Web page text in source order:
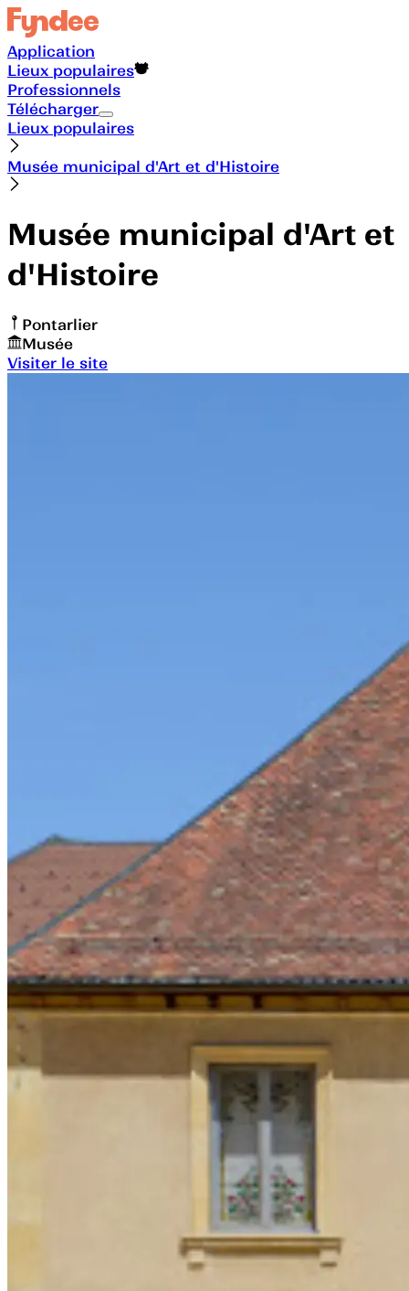
Application
Lieux populaires
Professionnels
Télécharger
Lieux populaires
Musée municipal d'Art et d'Histoire
Musée municipal d'Art et
d'Histoire
Pontarlier
Musée
Visiter le site